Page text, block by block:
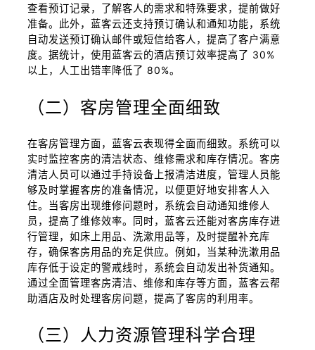
查看预订记录，了解客人的需求和特殊要求，提前做好
准备。此外，蓝客云还支持预订确认和通知功能，系统
自动发送预订确认邮件或短信给客人，提高了客户满意
度。据统计，使用蓝客云的酒店预订效率提高了 30%
以上，人工出错率降低了 80%。
（二）客房管理全面细致
在客房管理方面，蓝客云表现得全面而细致。系统可以
实时监控客房的清洁状态、维修需求和库存情况。客房
清洁人员可以通过手持设备上报清洁进度，管理人员能
够及时掌握客房的准备情况，以便更好地安排客人入
住。当客房出现维修问题时，系统会自动通知维修人
员，提高了维修效率。同时，蓝客云还能对客房库存进
行管理，如床上用品、洗漱用品等，及时提醒补充库
存，确保客房用品的充足供应。例如，当某种洗漱用品
库存低于设定的警戒线时，系统会自动发出补货通知。
通过全面管理客房清洁、维修和库存等方面，蓝客云帮
助酒店及时处理客房问题，提高了客房的利用率。
（三）人力资源管理科学合理